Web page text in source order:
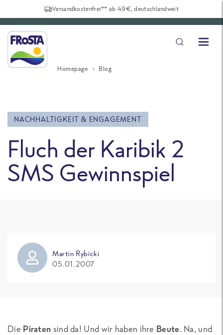
Versandkostenfrei** ab 49€, deutschlandweit
Homepage Blog
NACHHALTIGKEIT & ENGAGEMENT
Fluch der Karibik 2
SMS Gewinnspiel
Martin Rybicki
05.01.2007
Die Piraten sind da! Und wir haben ihre Beute. Na, und